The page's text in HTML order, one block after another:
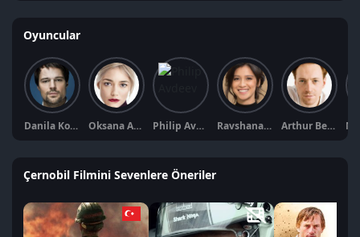
Oyuncular
Danila Kozlovsky Oksana Akinshina Philip Avdeev Ravshana Kurkova Arthur Beschastny
Çernobil Filmini Sevenlere Öneriler